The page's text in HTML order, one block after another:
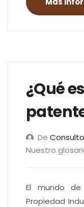
¿Qué
De
Nuestro
El mundo de
Propiedad